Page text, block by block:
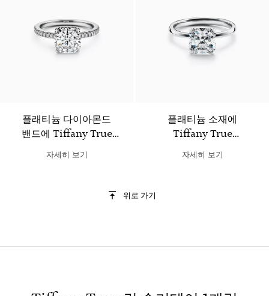
플래티늄 다이아몬드
밴드에 Tiffany True
다이아몬드가 세팅된
Tiffany True 웨딩 링
자세히 보기
플래티늄 소재에
Tiffany True
다이아몬드가 세팅된
Tiffany True 웨딩 링
자세히 보기
위로 가기